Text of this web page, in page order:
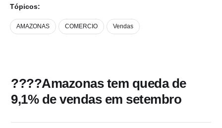
Tópicos:
AMAZONAS COMERCIO Vendas
????Amazonas tem queda de
9,1% de vendas em setembro